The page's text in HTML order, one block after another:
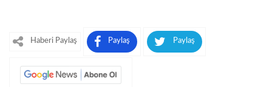
Haberi Paylaş Paylaş Paylaş